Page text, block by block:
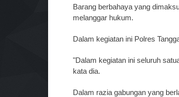
Barang berbahaya yang
melanggar hukum.
Dalam kegiatan ini Polres
"Dalam kegiatan ini seluruh
kata dia.
Dalam razia gabungan yang